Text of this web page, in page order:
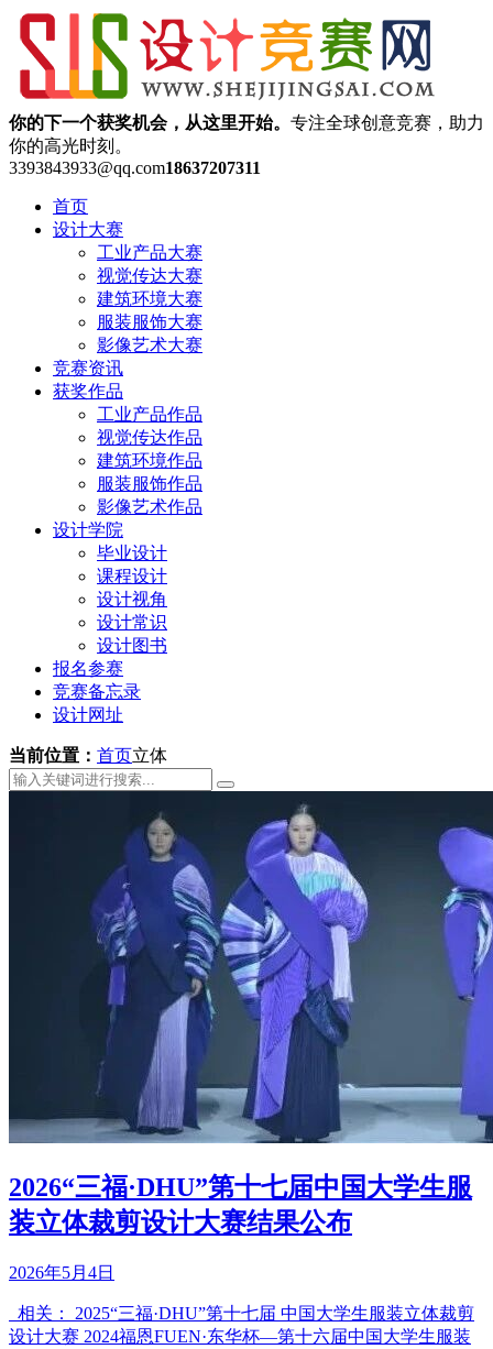
你的下一个获奖机会，从这里开始。 专注全球创意竞赛，助力
你的高光时刻。
3393843933@qq.com18637207311
首页
设计大赛
工业产品大赛
视觉传达大赛
建筑环境大赛
服装服饰大赛
影像艺术大赛
竞赛资讯
获奖作品
工业产品作品
视觉传达作品
建筑环境作品
服装服饰作品
影像艺术作品
设计学院
毕业设计
课程设计
设计视角
设计常识
设计图书
报名参赛
竞赛备忘录
设计网址
当前位置： 首页立体
2026“三福·DHU”第十七届中国大学生服
装立体裁剪设计大赛结果公布
2026年5月4日
相关： 2025“三福·DHU”第十七届 中国大学生服装立体裁剪
设计大赛 2024福恩FUEN·东华杯—第十六届中国大学生服装